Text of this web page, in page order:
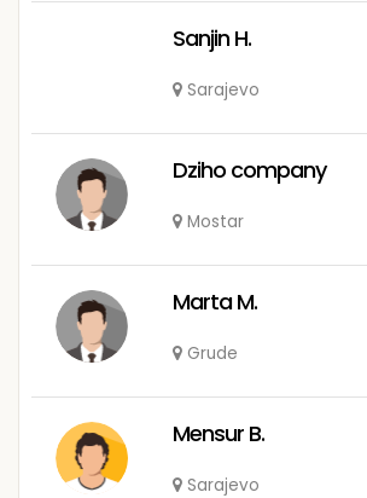
Sanjin H.
Sarajevo
Dziho company
Mostar
Marta M.
Grude
Mensur B.
Sarajevo